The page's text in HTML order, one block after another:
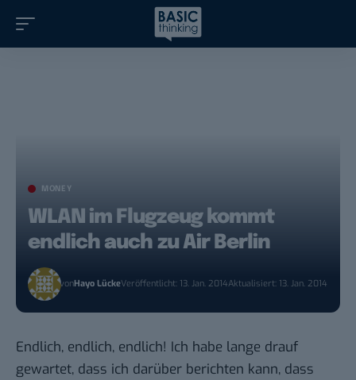
MONEY
WLAN im Flugzeug kommt
endlich auch zu Air Berlin
vonHayo LückeVeröffentlicht: 13. Jan. 2014Aktualisiert: 13. Jan. 2014
Endlich, endlich, endlich! Ich habe lange drauf
gewartet, dass ich darüber berichten kann, dass